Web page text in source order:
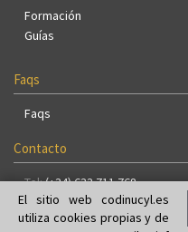
Formación
Guías
Faqs
Faqs
Contacto
Tel:(+34) 633 711 768
E-Mail:
info@codinucyl.es
El sitio web codinucyl.es
utiliza cookies propias y de